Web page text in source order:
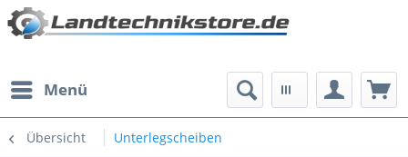
Menü
Übersicht Unterlegscheiben